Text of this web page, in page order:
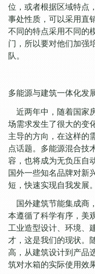
位，或者根据区域特点
事处性质，可以采用直
不同的特点采用不同的
门，所以要对他们加强
队。
多能源与建筑一体化发
近两年中，随着国家
场需求发生了很大的变
主导的方向，在这样的
点话题。多能源混合技
容，也将成为无负压自
国外一些知名品牌对新
短，快速实现自我发展。
国外建筑节能集成商
本遵循了科学有序，美
工业造型设计、环境、
才，这是我们的现状。
高，从建筑设计到产品
筑对水箱的实际使用效